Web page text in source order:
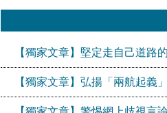
【獨家文章】堅定走自己道路
【獨家文章】弘揚「兩航起義